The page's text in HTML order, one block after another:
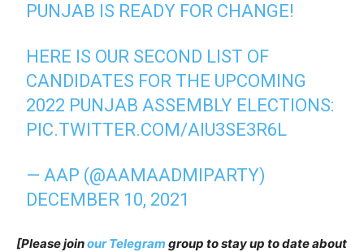
PUNJAB IS READY FOR CHANGE!
HERE IS OUR SECOND LIST OF
CANDIDATES FOR THE UPCOMING
2022 PUNJAB ASSEMBLY ELECTIONS:
PIC.TWITTER.COM/AIU3SE3R6L
— AAP (@AAMAADMIPARTY)
DECEMBER 10, 2021
[Please joinour Telegram group to stay up to date about